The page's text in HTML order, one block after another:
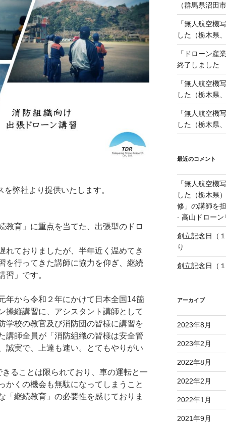
弊社より提供いたします。
教育」に重点を当てた、出張型のドロ
れておりましたが、半年近く温めてき
を行ってきた講師に協力を仰ぎ、継続
習」です。
年から令和２年にかけて日本全国14箇
操縦講習に、アシスタント講師として
学校の教官及び消防団の皆様に講習を
講師全員が「消防組織の皆様は安全管
誠実で、上達も速い。とてもやりがい
ることは限られており、車の運転と一
かくの機会も無駄になってしまうこと
「継続教育」の必要性を感じておりま
（群馬県沼田
「無人航空機
した（栃木県
「ドローン
終了しました
「無人航空機
した（栃木県
「無人航空機
した（栃木県
最近のコメント
「無人航空機
した（栃木県）
修」の講師を
- 高山ドロー
創立記念日（
り
創立記念日（
アーカイブ
2023年8月
2023年2月
2022年8月
2022年2月
2022年1月
2021年9月